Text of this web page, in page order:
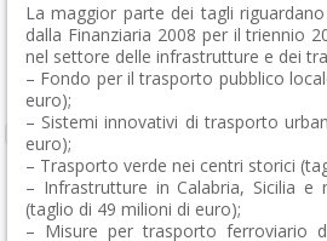
La maggior parte dei tagli
dalla Finanziaria 2008 per il triennio
nel settore delle infrastrutture e dei
– Fondo per il trasporto pubblico
euro);
– Sistemi innovativi di trasporto
euro);
– Trasporto verde nei centri storici
– Infrastrutture in Calabria, Sicilia e
(taglio di 49 milioni di euro);
– Misure per trasporto ferroviario